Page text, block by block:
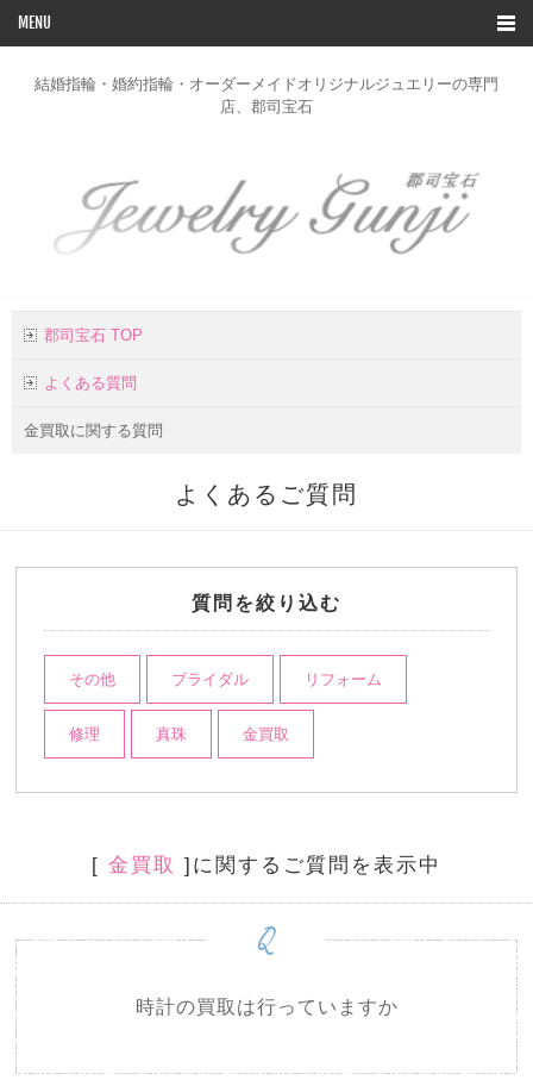
MENU
ブライダルリングコレクション
オーダー
リフォーム
結婚指輪・婚約指輪・オーダーメイドオリジナルジュエリーの専門
店、郡司宝石
郡司宝石 TOP
よくある質問
金買取に関する質問
よくあるご質問
質問を絞り込む
その他 ブライダル リフォーム
修理 真珠 金買取
[ 金買取 ]に関するご質問を表示中
Q
時計の買取は行っていますか